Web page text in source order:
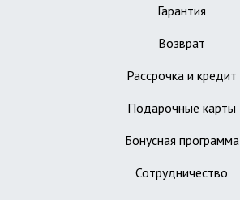
Гарантия
Возврат
Рассрочка и кредит
Подарочные карты
Бонусная программа
Сотрудничество